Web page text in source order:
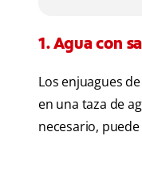
1. Agua con
Los enjuagues
en una taza de
necesario,